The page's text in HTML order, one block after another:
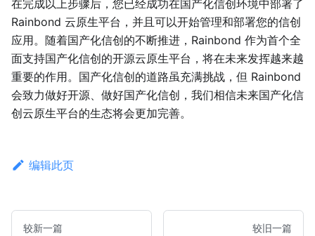
在完成以上步骤后，您已经成功在国产化信创环境中部署了
Rainbond 云原生平台，并且可以开始管理和部署您的信创
应用。随着国产化信创的不断推进，Rainbond 作为首个全
面支持国产化信创的开源云原生平台，将在未来发挥越来越
重要的作用。国产化信创的道路虽充满挑战，但 Rainbond
会致力做好开源、做好国产化信创，我们相信未来国产化信
创云原生平台的生态将会更加完善。
编辑此页
较新一篇 较旧一篇